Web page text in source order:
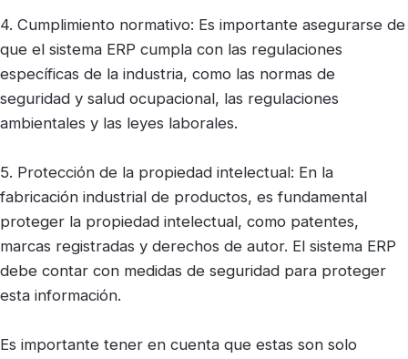
4. Cumplimiento normativo: Es importante asegurarse de
que el sistema ERP cumpla con las regulaciones
específicas de la industria, como las normas de
seguridad y salud ocupacional, las regulaciones
ambientales y las leyes laborales.
5. Protección de la propiedad intelectual: En la
fabricación industrial de productos, es fundamental
proteger la propiedad intelectual, como patentes,
marcas registradas y derechos de autor. El sistema ERP
debe contar con medidas de seguridad para proteger
esta información.
Es importante tener en cuenta que estas son solo